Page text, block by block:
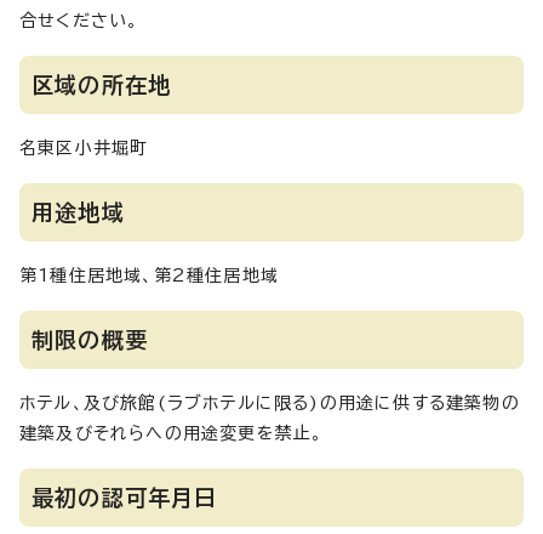
合せください。
区域の所在地
名東区小井堀町
用途地域
第1種住居地域、第2種住居地域
制限の概要
ホテル、及び旅館(ラブホテルに限る)の用途に供する建築物の
建築及びそれらへの用途変更を禁止。
最初の認可年月日